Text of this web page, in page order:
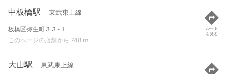
中板橋駅 東武東上線
板橋区弥生町３３-１
このページの店舗から 748 m
ルート
を見る
大山駅 東武東上線